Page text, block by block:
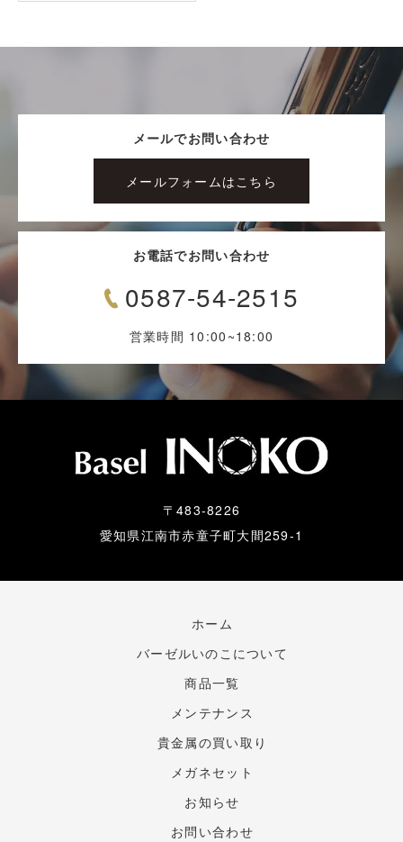
メールでお問い合わせ
メールフォームはこちら
お電話でお問い合わせ
0587-54-2515
営業時間 10:00~18:00
〒483-8226
愛知県江南市赤童子町大間259-1
ホーム
バーゼルいのこについて
商品一覧
メンテナンス
貴金属の買い取り
メガネセット
お知らせ
お問い合わせ